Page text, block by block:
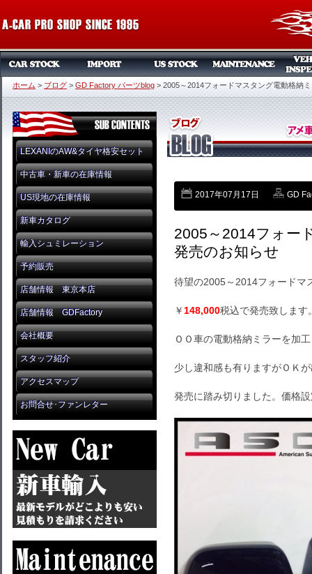
ホーム > ブログ > GD Factory パーツblog > 2005～2014フォードマスタング電動格納
LEXANIのAW&タイヤ格安セット
中古車・新車の在庫情報
US現地の在庫情報
新車カタログ
輸入シュミレーション
予約販売
店舗情報 東京本店
店舗情報 GDFactory
会社概要
スタッフ紹介
アクセスマップ
お問合せ･ファンレター
2017年07月17日 GD
2005～2014フォー
発売のお知らせ
待望の2005～2014フォードマ
￥ 148,000税込で発売致します
ＯＯ車の電動格納ミラーを加
少し違和感も有りますがＯＫ
発売に踏み切りました。価格